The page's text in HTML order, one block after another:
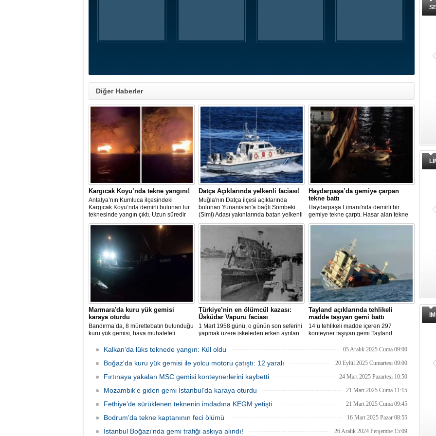
Diğer Haberler
Kargıcak Koyu’nda tekne yangını!
Antalya’nın Kumluca ilçesindeki
Kargıcak Koyu’nda demirli bulunan tur
teknesinde yangın çıktı. Uzun süredir
kullanılmadığı belirtilen ve içerisinde
kimsenin bulunmadığı tekne, itfaiyenin
karadan müdahale edememesi
nedeniyle tamamen yanarak
kullanılamaz hale geldi.
Datça Açıklarında yelkenli faciası!
Muğla'nın Datça ilçesi açıklarında
bulunan Yunanistan'a bağlı Sömbeki
(Simi) Adası yakınlarında batan yelkenli
teknedeki 9 kişiden 8'i sağ olarak
kurtarılırken, kaybolan 1 kişi için deniz
ve havadan geniş çaplı arama kurtarma
çalışması başlatıldı.
Haydarpaşa’da gemiye çarpan
tekne battı
Haydarpaşa Limanı'nda demirli bir
gemiye tekne çarptı. Hasar alan tekne
kısa süre içerisinde su alıp batarken,
Marmara'da kuru yük gemisi
karaya oturdu
Bandırma’da, 8 mürettebatın bulunduğu
kuru yük gemisi, hava muhalefeti
kurtarma çalışmaları sürüyor.
Türkiye’nin en ölümcül kazası:
Üsküdar Vapuru faciası
1 Mart 1958 günü, o günün son seferini
yapmak üzere iskeleden erken ayrılan
dönemedi.
Tayland açıklarında tehlikeli
madde taşıyan gemi battı
14’ü tehlikeli madde içeren 297
konteyner taşıyan gemi Tayland
sızıntısı oluştu. Petrol sızıntısına
Kalkan’da lüks teknede yangın: Kül oldu 05 Aralık 2025 Cuma 09:00
Boğaz'da kuru yük gemisi ile yolcu motoru çatıştı: 12 yaralı 20 Eylül 2025 Cumartesi 09:00
Fırtınaya yakalan MSC gemisi konteynerlerini kaybetti 24 Mart 2025 Pazartesi 10:50
Mozambik'e giden gemi İstanbul’da karaya oturdu 21 Mart 2025 Cuma 11:15
Fethiye'de sürüklenen teknenin imdadına KEGM yetişti 21 Mart 2025 Cuma 09:45
Bodrum’da tekne kaptanının feci ölümü 16 Mart 2025 Pazar 08:55
İstanbul Boğazı'nda gemi trafiği askıya alındı! 26 Aralık 2024 Perşembe 15:09